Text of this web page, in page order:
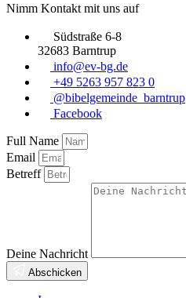
Nimm Kontakt mit uns auf
Südstraße 6-8
32683 Barntrup
info@ev-bg.de
+49 5263 957 823 0
@bibelgemeinde_barntrup
Facebook
Full Name
Email
Betreff
Deine Nachricht
Abschicken